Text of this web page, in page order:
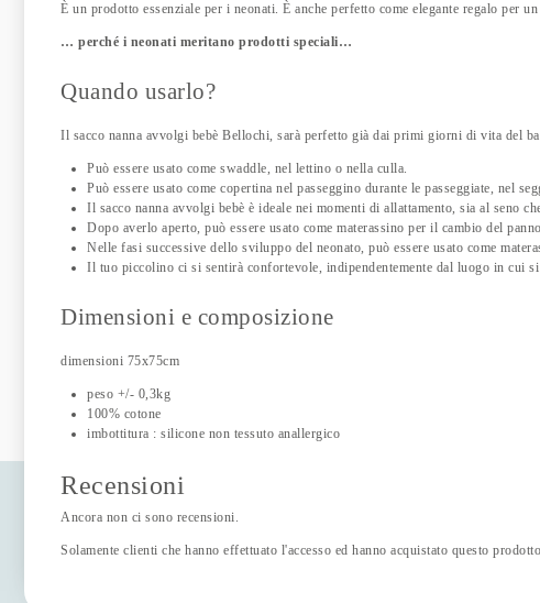
È un prodotto essenziale per i neonati. È anche perfetto come elegante regalo per
… perché i neonati meritano prodotti speciali…
Quando usarlo?
Il sacco nanna avvolgi bebè Bellochi, sarà perfetto già dai primi giorni di vita del
Può essere usato come swaddle, nel lettino o nella culla.
Può essere usato come copertina nel passeggino durante le passeggiate, nel
Il sacco nanna avvolgi bebè è ideale nei momenti di allattamento, sia al seno
Dopo averlo aperto, può essere usato come materassino per il cambio del
Nelle fasi successive dello sviluppo del neonato, può essere usato come
Il tuo piccolino ci si sentirà confortevole, indipendentemente dal luogo in cui
Dimensioni e composizione
dimensioni 75x75cm
peso +/- 0,3kg
100% cotone
imbottitura : silicone non tessuto anallergico
Recensioni
Ancora non ci sono recensioni.
Solamente clienti che hanno effettuato l'accesso ed hanno acquistato questo